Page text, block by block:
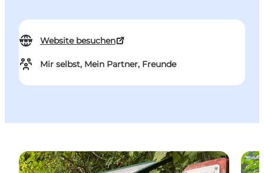
Website besuchen
Mir selbst, Mein Partner, Freunde